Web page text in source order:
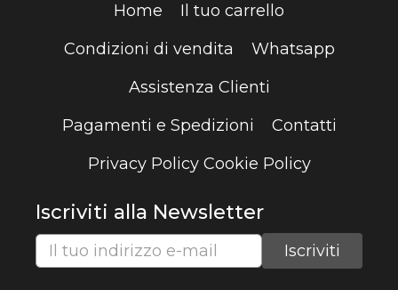
Home
Il tuo carrello
Condizioni di vendita
Whatsapp
Assistenza Clienti
Pagamenti e Spedizioni
Contatti
Privacy Policy Cookie Policy
Iscriviti alla Newsletter